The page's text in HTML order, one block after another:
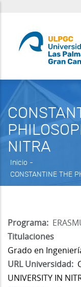
contenido
principal
Inicio -
CONSTANTINE THE
NITRA
Programa
Titulaciones
Grado en
URL Universidad
UNIVERSITY IN